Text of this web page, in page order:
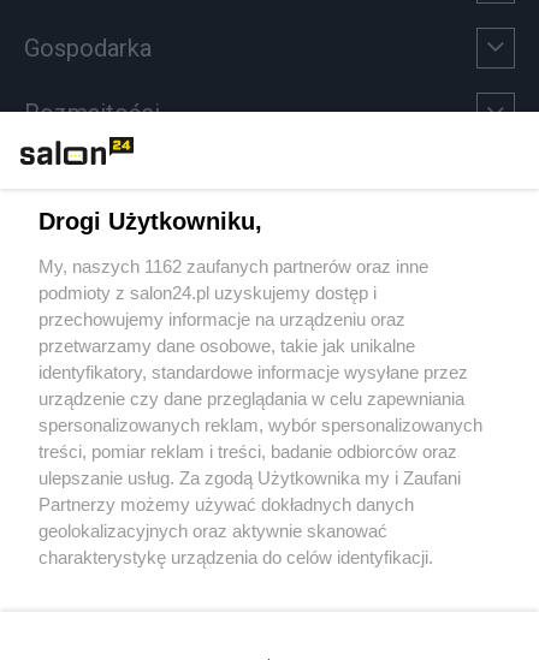
Gospodarka
Rozmaitości
Sport
Społeczeństwo
Kultura
X Facebook Instagram Youtube
Drogi Użytkowniku,
My, naszych 1162 zaufanych partnerów oraz inne
podmioty z salon24.pl uzyskujemy dostęp i
przechowujemy informacje na urządzeniu oraz
przetwarzamy dane osobowe, takie jak unikalne
identyfikatory, standardowe informacje wysyłane przez
urządzenie czy dane przeglądania w celu zapewniania
spersonalizowanych reklam, wybór spersonalizowanych
treści, pomiar reklam i treści, badanie odbiorców oraz
ulepszanie usług. Za zgodą Użytkownika my i Zaufani
Partnerzy możemy używać dokładnych danych
geolokalizacyjnych oraz aktywnie skanować
charakterystykę urządzenia do celów identyfikacji.